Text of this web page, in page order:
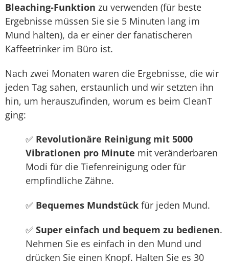
Bleaching-Funktion zu verwenden (für beste
Ergebnisse müssen Sie sie 5 Minuten lang im
Mund halten), da er einer der fanatischeren
Kaffeetrinker im Büro ist.
Nach zwei Monaten waren die Ergebnisse, die wir
jeden Tag sahen, erstaunlich und wir setzten ihn
hin, um herauszufinden, worum es beim CleanT
ging:
✅ Revolutionäre Reinigung mit 5000
Vibrationen pro Minute mit veränderbaren
Modi für die Tiefenreinigung oder für
empfindliche Zähne.
✅ Bequemes Mundstück für jeden Mund.
✅ Super einfach und bequem zu bedienen.
Nehmen Sie es einfach in den Mund und
drücken Sie einen Knopf. Halten Sie es 30